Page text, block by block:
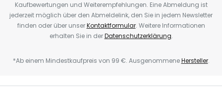
Kaufbewertungen und Weiterempfehlungen. Eine Abmeldung ist
jederzeit möglich über den Abmeldelink, den Sie in jedem Newsletter
finden oder über unserKontaktformular. Weitere Informationen
erhalten Sie in derDatenschutzerklärung.
*Ab einem Mindestkaufpreis von 99 €. AusgenommeneHersteller.